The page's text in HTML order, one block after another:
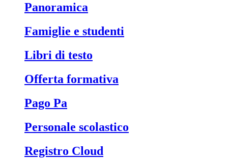
Panoramica
Famiglie e studenti
Libri di testo
Offerta formativa
Pago Pa
Personale scolastico
Registro Cloud